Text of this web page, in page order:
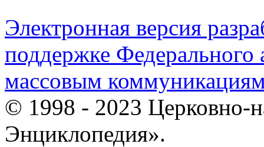
Электронная версия
поддержке Федерального
массовым
© 1998 - 2023 Церковно-
Энциклопедия».